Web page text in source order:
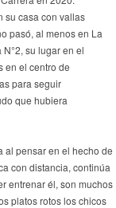
su casa con vallas
pasó, al menos en La
su lugar en el
en el centro de
para seguir
que hubiera
al pensar en el hecho de
con distancia, continúa
entrenar él, son muchos
platos rotos los chicos